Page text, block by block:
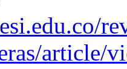
article/